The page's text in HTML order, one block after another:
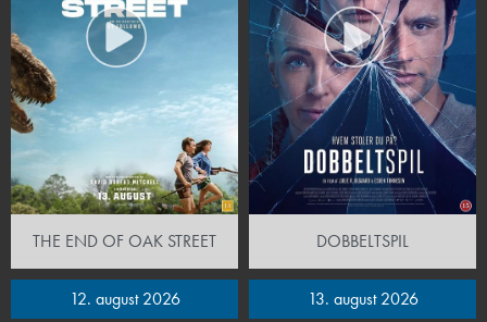
THE END OF OAK STREET
12. august 2026
DOBBELTSPIL
13. august 2026